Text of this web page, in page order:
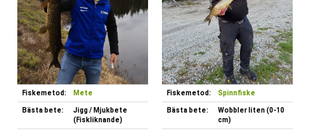
Fiskemetod: Mete
Bästa bete:
Jigg / Mjukbete
(Fiskliknande)
Fiskemetod: Spinnfiske
Bästa bete:
Wobbler liten (0-10
cm)